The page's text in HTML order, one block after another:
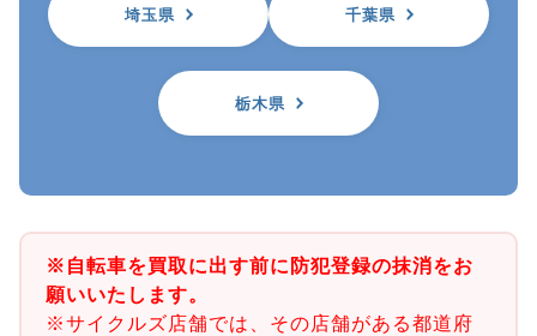
埼玉県 千葉県
栃木県
※自転車を買取に出す前に防犯登録の抹消をお
願いいたします。
※サイクルズ店舗では、その店舗がある都道府